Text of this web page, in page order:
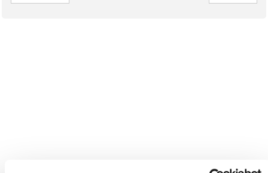
uretfærdigt ! Har været til så mange gode